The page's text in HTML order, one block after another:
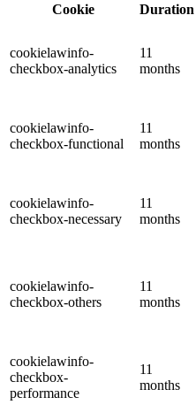
Cookie
Duration
cookielawinfo-
checkbox-analytics
11
months
cookielawinfo-
checkbox-functional
11
months
cookielawinfo-
checkbox-necessary
11
months
cookielawinfo-
checkbox-others
11
months
cookielawinfo-
checkbox-
performance
11
months